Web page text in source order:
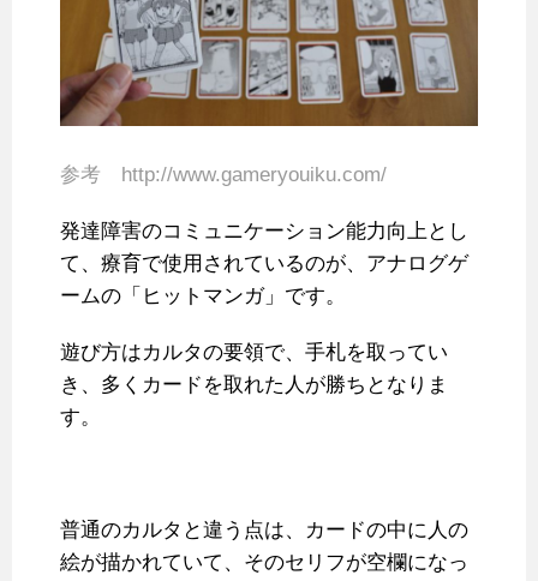
参考 http://www.gameryouiku.com/
発達障害のコミュニケーション能力向上とし
て、療育で使用されているのが、アナログゲ
ームの「ヒットマンガ」です。
遊び方はカルタの要領で、手札を取ってい
き、多くカードを取れた人が勝ちとなりま
す。
普通のカルタと違う点は、カードの中に人の
絵が描かれていて、そのセリフが空欄になっ